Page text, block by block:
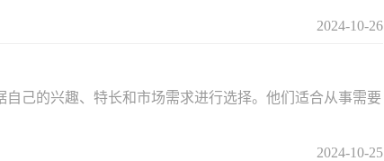
2024-10-26
己的兴趣、特长和市场需求进行选择。他们适合从事需要
2024-10-25